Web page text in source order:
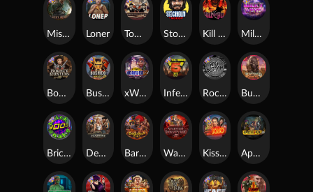
Kill Em All
Stockholm Syndrome
Apocalypse Super xNudge
Loner Tombstone No Mercy
Kiss My Chainsaw
Rock Bottom
xWays Hoarder 2
Bounty Hunters xNudge®
Brick Snake 2000 Warrior Graveyard xNudge
Barbarian Fury
Deadwood xNudge
Buffalo Hunter
Milky Ways
Infectious 5 xWays
Misery Mining
Bushido Way xNudge